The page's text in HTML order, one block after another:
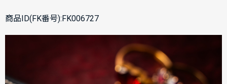
商品ID(FK番号):FK006727